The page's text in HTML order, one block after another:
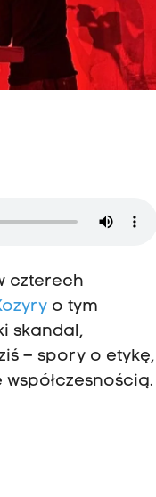
czterech
o tym
skandal,
– spory o etykę,